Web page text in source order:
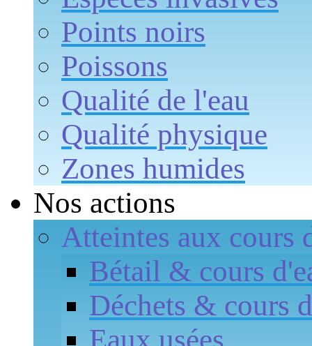
Points noirs
Poissons
Qualité de l'eau
Qualité physique
Zones humides
Nos actions
Atteintes aux cours
Bétail & cours
Déchets & cours
Eaux usées